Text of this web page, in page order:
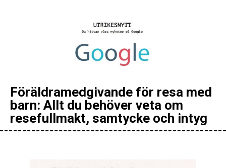
Föräldramedgivande för resa med
barn: Allt du behöver veta om
resefullmakt, samtycke och intyg